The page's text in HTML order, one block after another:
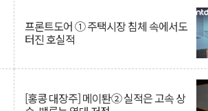
프론트도어 ① 주택시장 침체 속에서도
터진 호실적
[홍콩 대장주] 메이퇀② 실적은 고속 상